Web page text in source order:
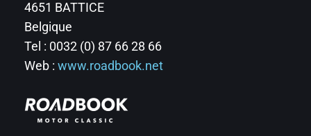
4651 BATTICE
Belgique
Tel : 0032 (0) 87 66 28 66
Web :www.roadbook.net